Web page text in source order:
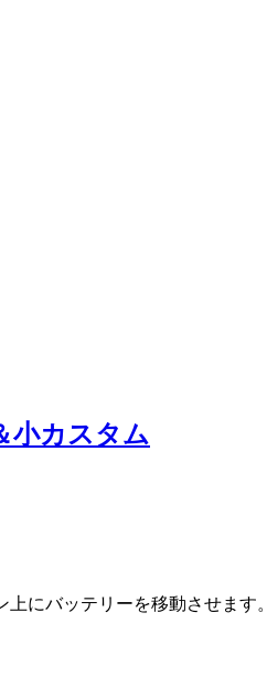
小カスタム
にバッテリーを移動させます。